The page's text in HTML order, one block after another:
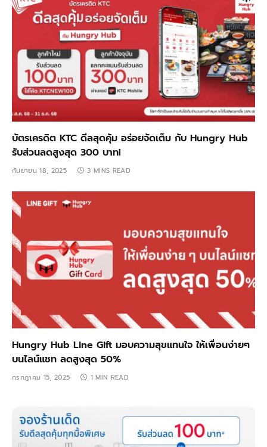
บัตรเครดิต KTC ดีลสุดคุ้ม อร่อยจัดเต็ม กับ Hungry Hub
รับส่วนลดสูงสุด 300 บาท!
กันยายน 18, 2025 3 MINS READ
Hungry Hub Line Gift มอบความสุขแทนใจ ให้เพื่อนง่ายๆ
บนไลน์แชท ลดสูงสุด 50%
กรกฎาคม 15, 2025 1 MIN READ